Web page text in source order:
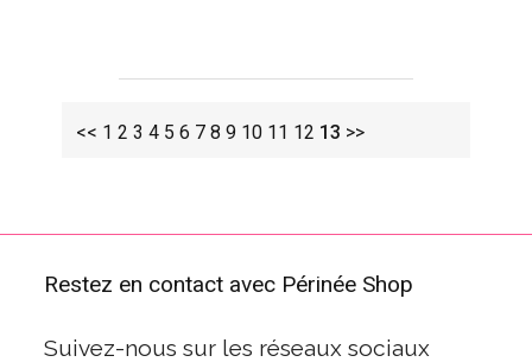
<< 1 2 3 4 5 6 7 8 9 10 11 12 13 >>
Restez en contact avec Périnée Shop
Suivez-nous sur les réseaux sociaux